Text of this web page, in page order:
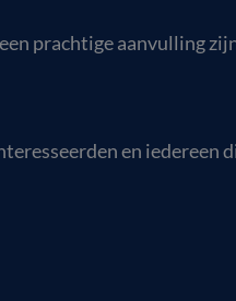
prachtige aanvulling
en